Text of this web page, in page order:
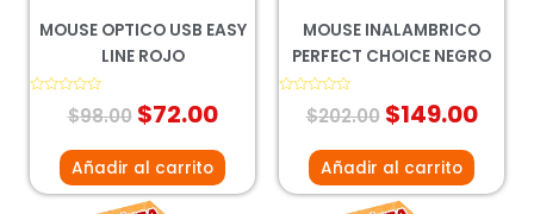
MOUSE OPTICO USB EASY
LINE ROJO
Valorado$98.00 $72.00
Añadir al carrito
MOUSE INALAMBRICO
PERFECT CHOICE NEGRO
Valorado
$202.00 $149.00
Añadir al carrito